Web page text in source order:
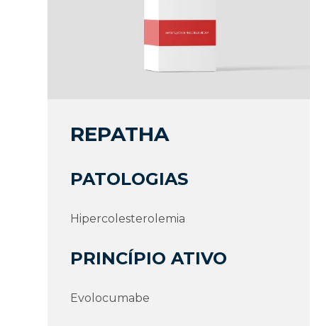
REPATHA
PATOLOGIAS
Hipercolesterolemia
PRINCÍPIO ATIVO
Evolocumabe